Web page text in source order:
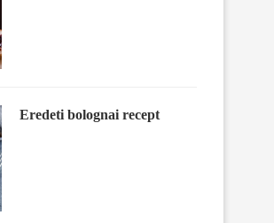
Eredeti bolognai recept